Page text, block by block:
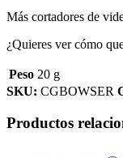
Más cortadores de
¿Quieres ver cómo
Peso 20 g
SKU: CGBOWSER
Productos